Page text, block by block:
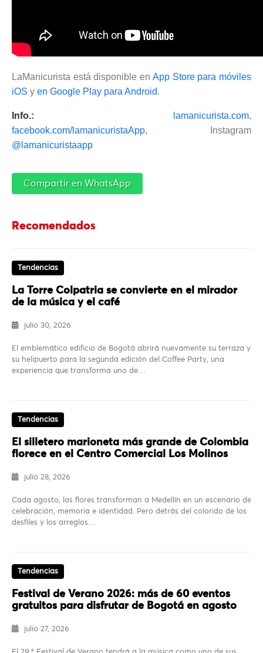
LaManicurista está disponible en App Store para móviles
iOS y en Google Play para Android.
Info.: lamanicurista.com,
facebook.com/lamanicuristaApp, Instagram
@lamanicuristaapp
Compartir en WhatsApp
Recomendados
Tendencias
La Torre Colpatria se convierte en el mirador
de la música y el café
julio 30, 2026
El emblemático edificio de Bogotá abrirá nuevamente su terraza y
su helipuerto para la segunda edición del Coffee Party, una
experiencia que transforma uno de…
Tendencias
El silletero marioneta más grande de Colombia
florece en el Centro Comercial Los Molinos
julio 28, 2026
Cada agosto, las flores transforman a Medellín en un escenario de
celebración, memoria e identidad. Pero detrás del colorido de los
desfiles y los arreglos…
Tendencias
Festival de Verano 2026: más de 60 eventos
gratuitos para disfrutar de Bogotá en agosto
julio 27, 2026